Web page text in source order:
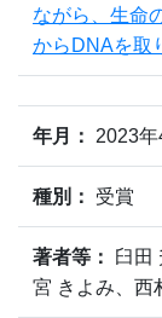
ながら、生命
からDNAを取
年月： 2023年
種別： 受賞
著者等：
臼田
宮 きよみ、西